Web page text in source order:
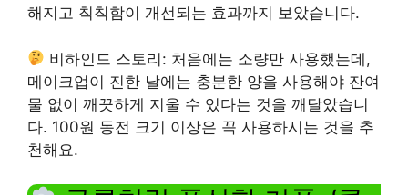
해지고 칙칙함이 개선되는 효과까지 보았습니다.
비하인드 스토리: 처음에는 소량만 사용했는데,
메이크업이 진한 날에는 충분한 양을 사용해야 잔여
물 없이 깨끗하게 지울 수 있다는 것을 깨달았습니
다. 100원 동전 크기 이상은 꼭 사용하시는 것을 추
천해요.